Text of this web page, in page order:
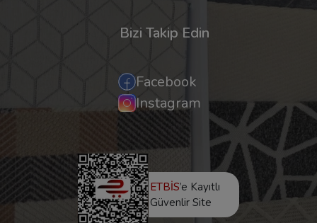
Bizi Takip Edin
Facebook
Instagram
ETBİS’e Kayıtlı
Güvenlir Site